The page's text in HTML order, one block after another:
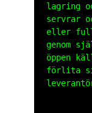
lagring
servrar
eller
genom
öppen
förlita